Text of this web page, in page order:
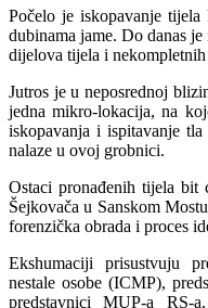
Počelo je iskopavanje
dubinama jame. Do danas
dijelova tijela i
Jutros je u neposrednoj
jedna mikro-lokacija, na
iskopavanja i ispitavanje
nalaze u ovoj grobnici.
Ostaci pronađenih tijela bit
Šejkovača u Sanskom
forenzička obrada i proces
Ekshumaciji prisustvuju
nestale osobe (ICMP),
predstavnici MUP-a RS-